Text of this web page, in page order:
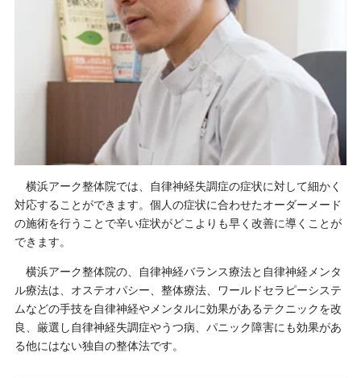
横浜アーク整体院では、自律神経失調症の症状に対して細かく
対応することができます。個人の症状に合わせたオーダーメード
の施術を行うことで辛い症状がどこよりも早く改善に導くことが
できます。
横浜アーク整体院の、自律神経バランス療法と自律神経メンタ
ル療法は、オステオパシー、整体療法、ワールドセラピーシステ
ムなどの手技を自律神経やメンタルに効果があるテクニックを改
良、厳選し自律神経失調症やうつ病、パニック障害にも効果があ
る他にはない独自の整体法です。